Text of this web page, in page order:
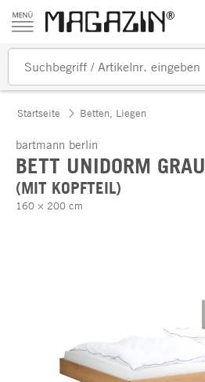
Zum Inhalt springen
Startseite Betten, Liegen
bartmann berlin
BETT UNIDORM GRAU
(MIT KOPFTEIL)
160 × 200 cm